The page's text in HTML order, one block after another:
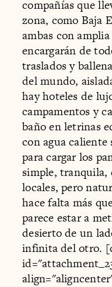
compañías que
zona, como Baja
ambas con
encargarán de
traslados y
del mundo,
hay hoteles de
campamentos y
baño en letrinas
con agua
para cargar los
simple, tranquila,
locales, pero
hace falta más
parece estar a
desierto de un
infinita del otro.